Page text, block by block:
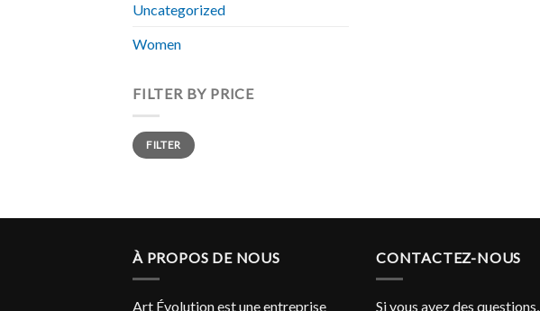
Uncategorized
Women
FILTER BY PRICE
Min
price
Max
priceFILTER
À PROPOS DE NOUS
Art Évolution est une entreprise
CONTACTEZ-NOUS
Si vous avez des questions,